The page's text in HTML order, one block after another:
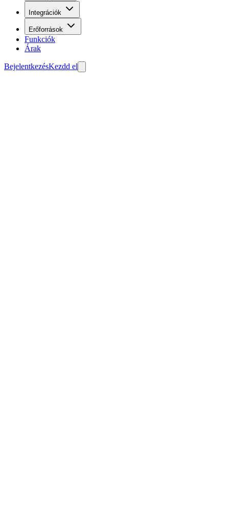
Integrációk
Erőforrások
Funkciók
Árak
BejelentkezésKezdd el